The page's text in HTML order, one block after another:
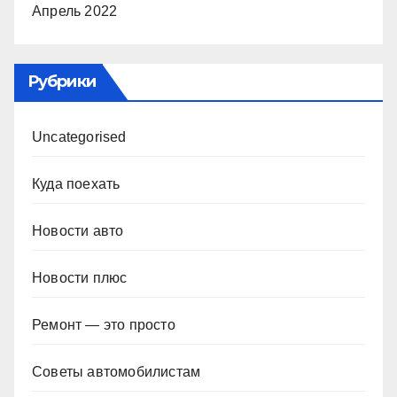
Апрель 2022
Рубрики
Uncategorised
Куда поехать
Новости авто
Новости плюс
Ремонт — это просто
Советы автомобилистам